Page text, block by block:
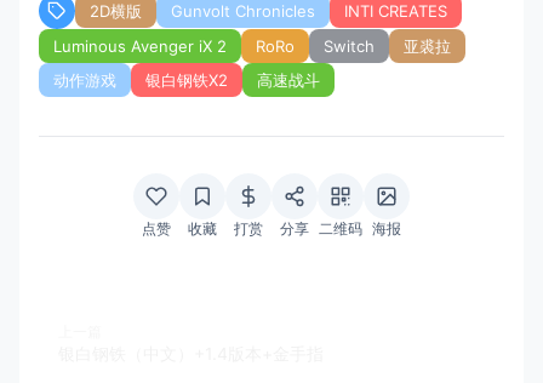
2D横版 Gunvolt Chronicles
INTI CREATES
Luminous Avenger iX 2
RoRo Switch
亚裘拉
动作游戏
银白钢铁X2 高速战斗
点赞 收藏 打赏 分享 二维码 海报